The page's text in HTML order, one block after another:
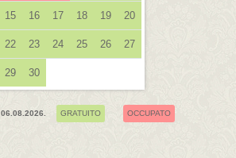
15 16 17 18 19 20
22 23 24 25 26 27
29 30
06.08.2026. GRATUITO OCCUPATO